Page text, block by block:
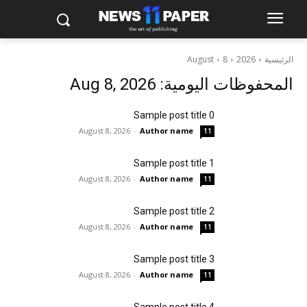
الرئيسية 2026
August 8
المحفوظات اليومية: Aug 8, 2026
Sample post title 0
Author name
-
August 8, 2026 11
Sample post title 1
Author name
-
August 8, 2026 11
Sample post title 2
Author name
-
August 8, 2026 11
Sample post title 3
Author name
-
August 8, 2026 11